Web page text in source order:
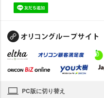
PC版に切り替え